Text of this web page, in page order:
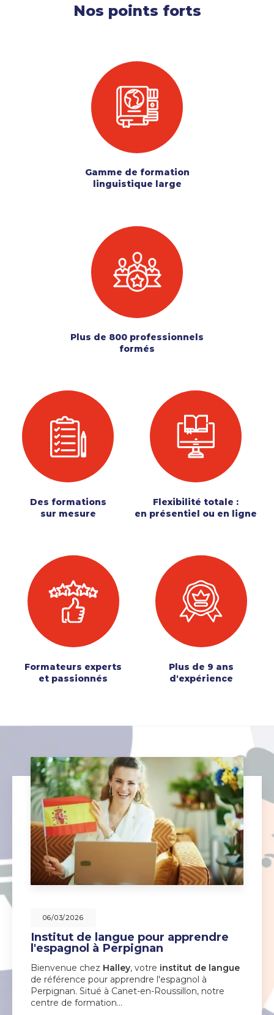
Nos points forts
Gamme de formation
linguistique large
Plus de 800 professionnels
formés
Des formations
sur mesure
Flexibilité totale :
en présentiel ou en ligne
Formateurs experts
et passionnés
Plus de 9 ans
d'expérience
06/03/2026
Institut de langue pour apprendre
l'espagnol à Perpignan
Bienvenue chez Halley, votre institut de langue
de référence pour apprendre l'espagnol à
Perpignan. Situé à Canet-en-Roussillon, notre
centre de formation…